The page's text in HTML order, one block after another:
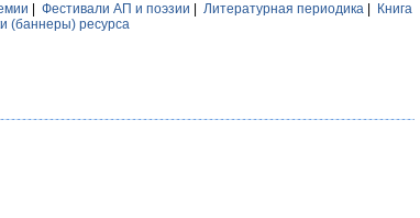
Фестивали АП и поэзии Литературная периодика
Книга
(баннеры) ресурса